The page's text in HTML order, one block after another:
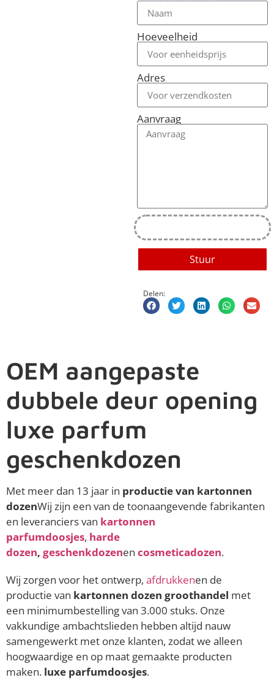
Hoeveelheid
Adres
Aanvraag
Stuur
Delen:
OEM aangepaste
dubbele deur opening
luxe parfum
geschenkdozen
Met meer dan 13 jaar in productie van kartonnen
dozenWij zijn een van de toonaangevende fabrikanten
en leveranciers van kartonnen
parfumdoosjes, harde
dozen, geschenkdozenen cosmeticadozen.
Wij zorgen voor het ontwerp, afdrukkenen de
productie van kartonnen dozen groothandel met
een minimumbestelling van 3.000 stuks. Onze
vakkundige ambachtslieden hebben altijd nauw
samengewerkt met onze klanten, zodat we alleen
hoogwaardige en op maat gemaakte producten
maken. luxe parfumdoosjes.